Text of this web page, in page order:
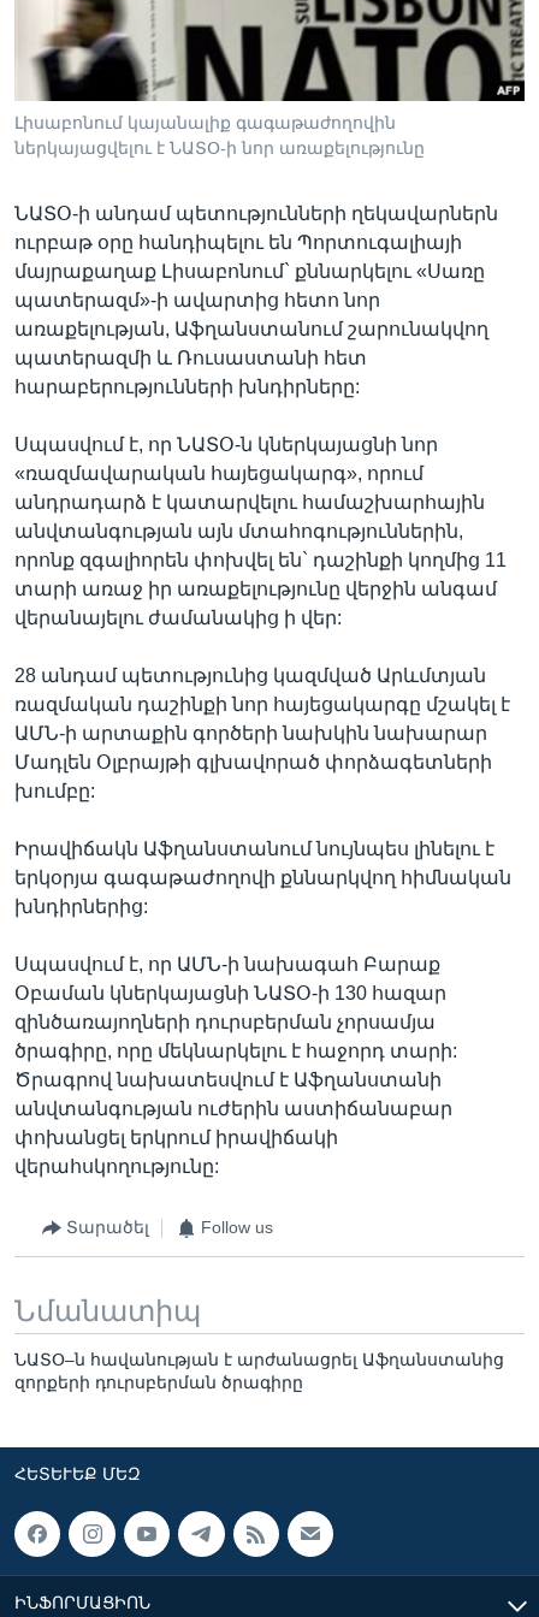
Լեզուներ
Լիսաբոնում կայանալիք գագաթաժողովին
ներկայացվելու է ՆԱՏՕ-ի նոր առաքելությունը
ՆԱՏՕ-ի անդամ պետությունների ղեկավարներն
ուրբաթ օրը հանդիպելու են Պորտուգալիայի
մայրաքաղաք Լիսաբոնում` քննարկելու «Սառը
պատերազմ»-ի ավարտից հետո նոր
առաքելության, Աֆղանստանում շարունակվող
պատերազմի և Ռուսաստանի հետ
հարաբերությունների խնդիրները:
Սպասվում է, որ ՆԱՏՕ-ն կներկայացնի նոր
«ռազմավարական հայեցակարգ», որում
անդրադարձ է կատարվելու համաշխարհային
անվտանգության այն մտահոգություններին,
որոնք զգալիորեն փոխվել են` դաշինքի կողմից 11
տարի առաջ իր առաքելությունը վերջին անգամ
վերանայելու ժամանակից ի վեր:
28 անդամ պետությունից կազմված Արևմտյան
ռազմական դաշինքի նոր հայեցակարգը մշակել է
ԱՄՆ-ի արտաքին գործերի նախկին նախարար
Մադլեն Օլբրայթի գլխավորած փորձագետների
խումբը:
Իրավիճակն Աֆղանստանում նույնպես լինելու է
երկօրյա գագաթաժողովի քննարկվող հիմնական
խնդիրներից:
Սպասվում է, որ ԱՄՆ-ի նախագահ Բարաք
Օբաման կներկայացնի ՆԱՏՕ-ի 130 հազար
զինծառայողների դուրսբերման չորսամյա
ծրագիրը, որը մեկնարկելու է հաջորդ տարի:
Ծրագրով նախատեսվում է Աֆղանստանի
անվտանգության ուժերին աստիճանաբար
փոխանցել երկրում իրավիճակի
վերահսկողությունը:
Տարածել Follow us
Նմանատիպ
ՆԱՏՕ–ն հավանության է արժանացրել Աֆղանստանից
զորքերի դուրսբերման ծրագիրը
ՀԵՏԵՒԵՔ ՄԵԶ
ԻՆՖՈՐՄԱՑԻՈՆ